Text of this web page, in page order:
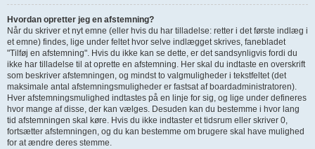
Hvordan opretter jeg en afstemning?
Når du skriver et nyt emne (eller hvis du har tilladelse: retter i det første indlæg i
et emne) findes, lige under feltet hvor selve indlægget skrives, fanebladet
"Tilføj en afstemning". Hvis du ikke kan se dette, er det sandsynligvis fordi du
ikke har tilladelse til at oprette en afstemning. Her skal du indtaste en overskrift
som beskriver afstemningen, og mindst to valgmuligheder i tekstfeltet (det
maksimale antal afstemningsmuligheder er fastsat af boardadministratoren).
Hver afstemningsmulighed indtastes på en linje for sig, og lige under defineres
hvor mange af disse, der kan vælges. Desuden kan du bestemme i hvor lang
tid afstemningen skal køre. Hvis du ikke indtaster et tidsrum eller skriver 0,
fortsætter afstemningen, og du kan bestemme om brugere skal have mulighed
for at ændre deres stemme.